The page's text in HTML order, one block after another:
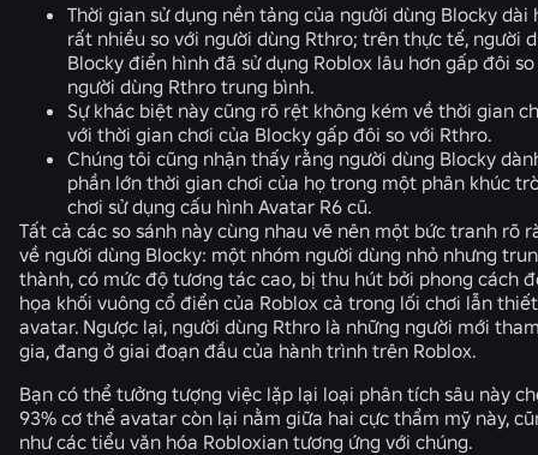
Thời gian sử dụng nền tảng của người dùng Blocky dài
rất nhiều so với người dùng Rthro; trên thực tế, người
Blocky điển hình đã sử dụng Roblox lâu hơn gấp đôi
người dùng Rthro trung bình.
Sự khác biệt này cũng rõ rệt không kém về thời gian
với thời gian chơi của Blocky gấp đôi so với Rthro.
Chúng tôi cũng nhận thấy rằng người dùng Blocky
phần lớn thời gian chơi của họ trong một phân khúc
chơi sử dụng cấu hình Avatar R6 cũ.
Tất cả các so sánh này cùng nhau vẽ nên một bức tranh rõ
về người dùng Blocky: một nhóm người dùng nhỏ nhưng
thành, có mức độ tương tác cao, bị thu hút bởi phong cách
họa khối vuông cổ điển của Roblox cả trong lối chơi lẫn
avatar. Ngược lại, người dùng Rthro là những người mới
gia, đang ở giai đoạn đầu của hành trình trên Roblox.
Bạn có thể tưởng tượng việc lặp lại loại phân tích sâu này
93% cơ thể avatar còn lại nằm giữa hai cực thẩm mỹ này,
như các tiểu văn hóa Robloxian tương ứng với chúng.